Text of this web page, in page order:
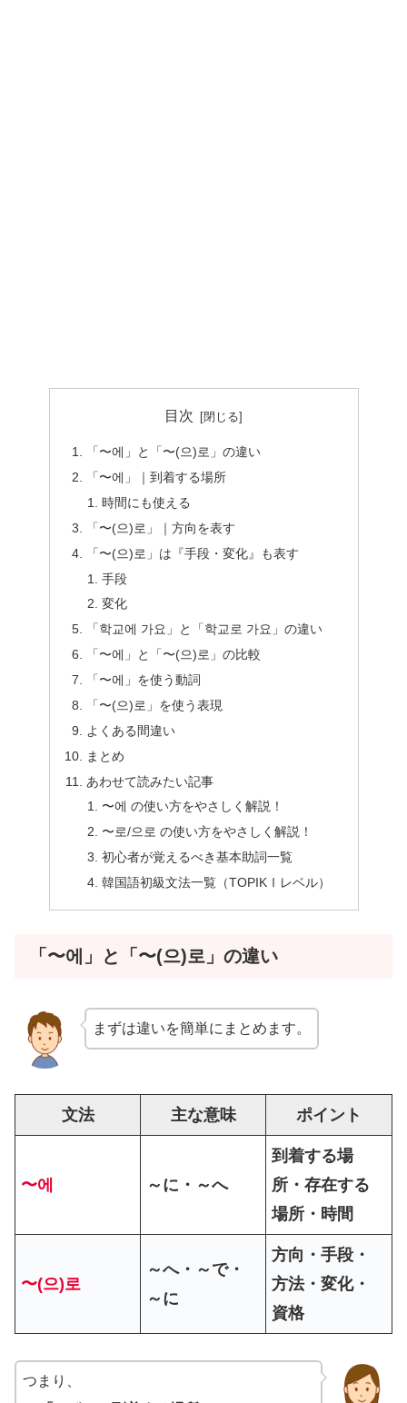
目次
「〜에」と「〜(으)로」の違い
「〜에」｜到着する場所
時間にも使える
「〜(으)로」｜方向を表す
「〜(으)로」は『手段・変化』も表す
手段
変化
「학교에 가요」と「학교로 가요」の違い
「〜에」と「〜(으)로」の比較
「〜에」を使う動詞
「〜(으)로」を使う表現
よくある間違い
まとめ
あわせて読みたい記事
〜에 の使い方をやさしく解説！
〜로/으로 の使い方をやさしく解説！
初心者が覚えるべき基本助詞一覧
韓国語初級文法一覧（TOPIKⅠレベル）
「〜에」と「〜(으)로」の違い
まずは違いを簡単にまとめます。
文法 主な意味 ポイント
〜에 ～に・～へ
到着する場
所・存在する
場所・時間
〜(으)로
～へ・～で・
～に
方向・手段・
方法・変化・
資格
つまり、